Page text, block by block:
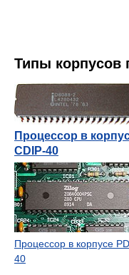
Типы корпусов
Процессор в
CDIP-40
Процессор в корпусе
40